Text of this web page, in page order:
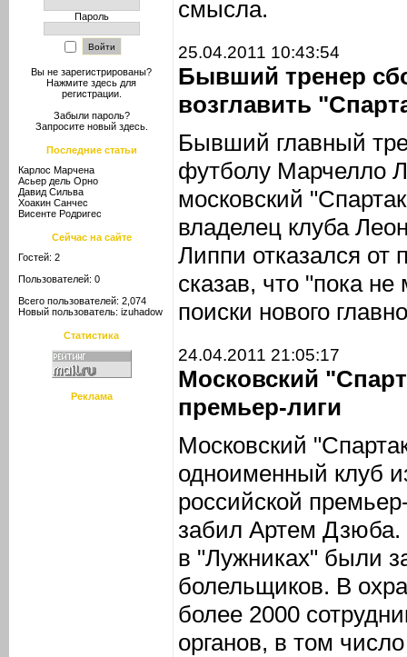
Пароль
Вы не зарегистрированы?
Нажмите здесь для
регистрации.
Забыли пароль?
Запросите новый здесь.
Последние статьи
Карлос Марчена
Асьер дель Орно
Давид Сильва
Хоакин Санчес
Висенте Родригес
Сейчас на сайте
Гостей: 2
Пользователей: 0
Всего пользователей: 2,074
Новый пользователь: izuhadow
Статистика
Реклама
смысла.
25.04.2011 10:43:54
Бывший тренер
возглавить
Бывший главный
футболу Марчелло
московский
владелец клуба
Липпи отказался от
сказав, что "пока
поиски нового
24.04.2011 21:05:17
Московский
премьер-лиги
Московский
одноименный клуб
российской
забил Артем
в "Лужниках" были
болельщиков. В
более 2000
органов, в том